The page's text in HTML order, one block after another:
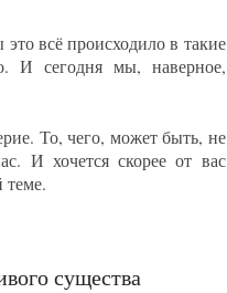
всё происходило в такие
И сегодня мы, наверное,
То, чего, может быть, не
И хочется скорее от вас
теме.
существа